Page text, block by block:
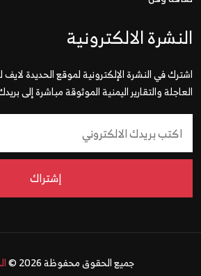
النشرة الالكترونية
اشترك في النشرة الإلكترونية لموقع الحديدة
العاجلة والتقارير اليمنية الموثوقة مباشرة إلى
إشتراك
جميع الحقوق محفوظة 2026 ©